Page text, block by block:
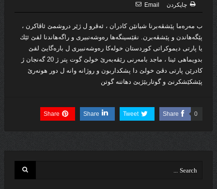
چاپكردن Email
ب مه‌ره‌ما پێشڤه‌برنا شیانێن كادران ، ئه‌ڤرو ل ژێر دروشمێ ئاڤاكرن ،
پێگه‌هاندن و پێشڤه‌برن. نڤێسینگه‌ها ره‌وشه‌نبیرى و راگه‌هاندنا لقێ ئێك
یا پارتى دیموكراتى كوردستان خوله‌كا ره‌وشه‌نبیرى ل باره‌گایێ لقێ
بدویماهى ئینا ، ماجد بامه‌رنى رێڤه‌به‌رێ خولێ گوت پتر ژ 20 گه‌نجان ژ
كادرێن پارتى دڤێ خولێ دا پشكداربون و روژانه‌ وانه‌ ل دور هونه‌رێ
پێشكێشكرنێ و گوتاربێژیێ دهاتنه گوتن
Share 0
Tweet
Share
Share